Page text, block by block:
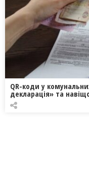
QR-коди у
декларація» та